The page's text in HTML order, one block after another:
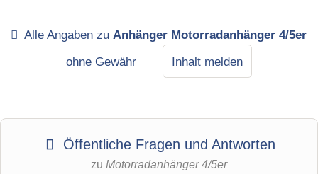
Alle Angaben zu Anhänger Motorradanhänger 4/5er
ohne Gewähr
Inhalt melden
Öffentliche Fragen und Antworten
zu Motorradanhänger 4/5er